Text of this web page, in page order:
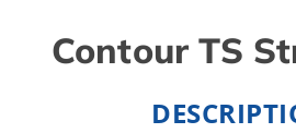
Contour TS